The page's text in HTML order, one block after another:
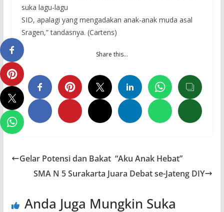
suka lagu-lagu
SID, apalagi yang mengadakan anak-anak muda asal
Sragen,” tandasnya. (Cartens)
Share this…
Gelar Potensi dan Bakat “Aku Anak Hebat”
SMA N 5 Surakarta Juara Debat se-Jateng DIY
Anda Juga Mungkin Suka